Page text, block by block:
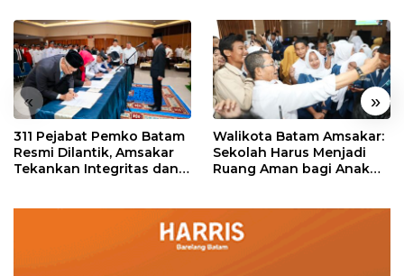
« »
311 Pejabat Pemko Batam
Resmi Dilantik, Amsakar
Tekankan Integritas dan
Walikota Batam Amsakar:
Sekolah Harus Menjadi
Ruang Aman bagi Anak